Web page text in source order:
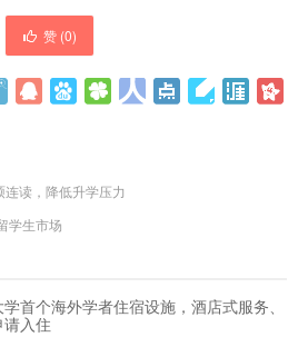
赞 (0)
读，降低升学压力
学生市场
首个海外学者住宿设施，酒店式服务、
入住